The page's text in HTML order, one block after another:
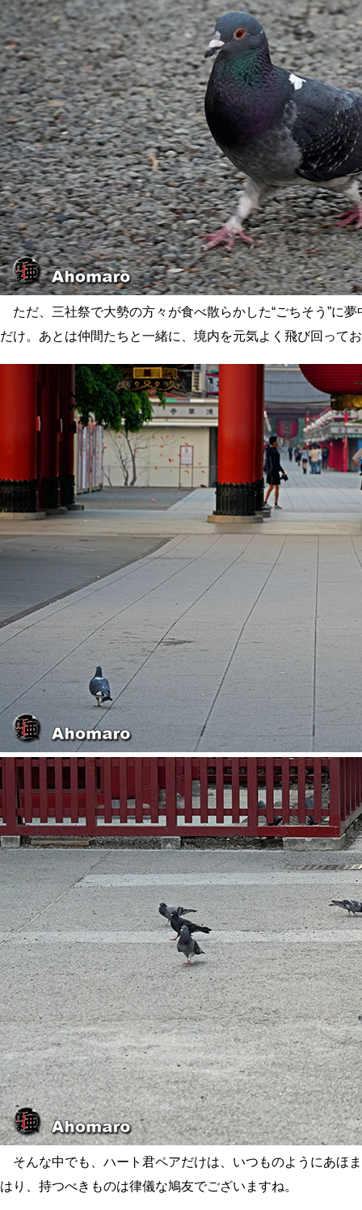
ただ、三社祭で大勢の方々が食べ散らかした“ごちそう”に
だけ。あとは仲間たちと一緒に、境内を元気よく飛び回って
そんな中でも、ハート君ペアだけは、いつものようにあほ
はり、持つべきものは律儀な鳩友でございますね。